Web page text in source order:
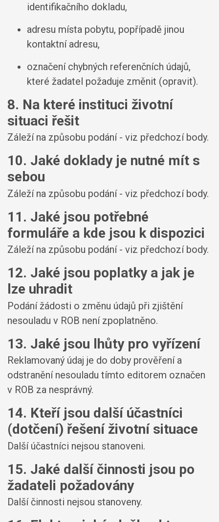
identifikačního dokladu,
adresu místa pobytu, popřípadě jinou
kontaktní adresu,
označení chybných referenčních údajů,
které žadatel požaduje změnit (opravit).
8. Na které instituci životní
situaci řešit
Záleží na způsobu podání - viz předchozí body.
10. Jaké doklady je nutné mít s
sebou
Záleží na způsobu podání - viz předchozí body.
11. Jaké jsou potřebné
formuláře a kde jsou k dispozici
Záleží na způsobu podání - viz předchozí body.
12. Jaké jsou poplatky a jak je
lze uhradit
Podání žádosti o změnu údajů při zjištění
nesouladu v ROB není zpoplatněno.
13. Jaké jsou lhůty pro vyřízení
Reklamovaný údaj je do doby prověření a
odstranění nesouladu tímto editorem označen
v ROB za nesprávný.
14. Kteří jsou další účastníci
(dotčení) řešení životní situace
Další účastníci nejsou stanoveni.
15. Jaké další činnosti jsou po
žadateli požadovány
Další činnosti nejsou stanoveny.